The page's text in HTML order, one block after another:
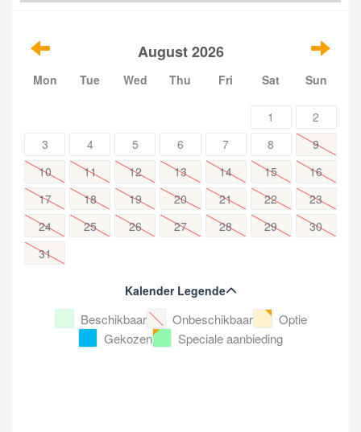
August 2026
Mon Tue Wed Thu Fri Sat Sun
1
2
3
4 5 6 7 8
9
10
11 12 13 14 15
16
17
18 19 20 21 22
23
24
25 26 27 28 29
30
31
Kalender Legende
Beschikbaar Onbeschikbaar
Optie
Gekozen
Speciale aanbieding